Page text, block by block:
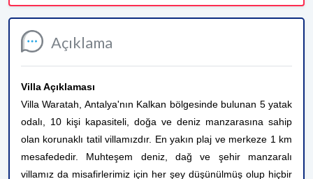
Açıklama
Villa Açıklaması
Villa Waratah, Antalya'nın Kalkan bölgesinde bulunan 5 yatak
odalı, 10 kişi kapasiteli, doğa ve deniz manzarasına sahip
olan korunaklı tatil villamızdır. En yakın plaj ve merkeze 1 km
mesafededir. Muhteşem deniz, dağ ve şehir manzaralı
villamız da misafirlerimiz için her şey düşünülmüş olup hiçbir